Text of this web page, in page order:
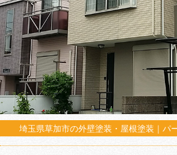
埼玉県草加市の外壁塗装・屋根塗装｜パ